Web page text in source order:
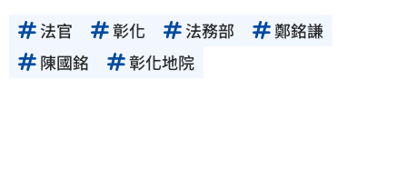
法官 彰化 法務部
鄭銘謙
陳國銘
彰化地院